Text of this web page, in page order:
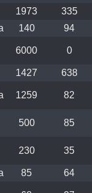
1973
335
140 94
6000 0
1427
638
1259 82
500 85
230 35
85
64